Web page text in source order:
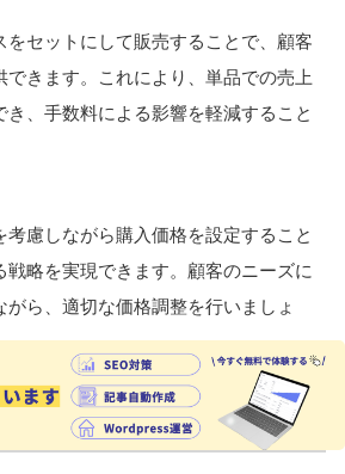
をセットにして販売することで、顧客
できます。これにより、単品での売上
き、手数料による影響を軽減すること
考慮しながら購入価格を設定すること
戦略を実現できます。顧客のニーズに
ら、適切な価格調整を行いましょ